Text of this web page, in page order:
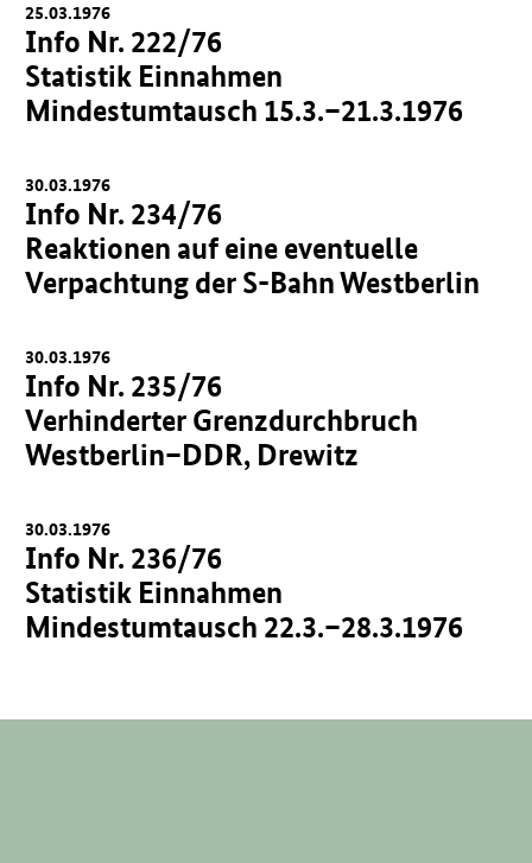
25.03.1976
Info Nr. 222/76
Statistik Einnahmen
Mindestumtausch 15.3.–21.3.1976
30.03.1976
Info Nr. 234/76
Reaktionen auf eine eventuelle
Verpachtung der S-Bahn Westberlin
30.03.1976
Info Nr. 235/76
Verhinderter Grenzdurchbruch
Westberlin–DDR, Drewitz
30.03.1976
Info Nr. 236/76
Statistik Einnahmen
Mindestumtausch 22.3.–28.3.1976